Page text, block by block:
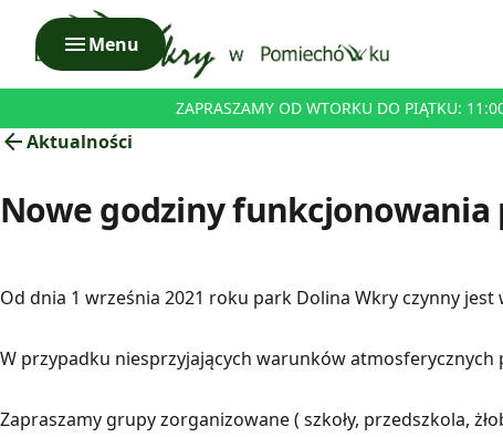
menuMenu
ZAPRASZAMY OD WTORKU DO PIĄTKU:
arrow_backAktualności
Nowe godziny
Od dnia 1 września 2021 roku park Dolina Wkry czynny jest
W przypadku niesprzyjających warunków atmosferycznych
Zapraszamy grupy zorganizowane ( szkoły, przedszkola,